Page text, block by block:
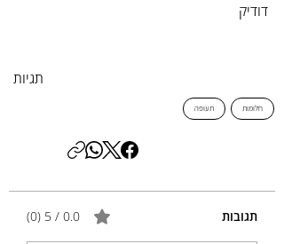
דודיק
תגיות
חלומות תעופה
תגובות 0.0 / 5 ‏(0)